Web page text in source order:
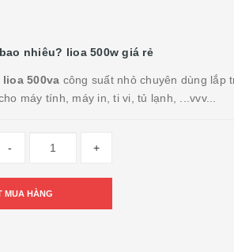
nhiêu? lioa 500w giá rẻ
500va công suất nhỏ chuyên dùng lắp
máy tính, máy in, ti vi, tủ lạnh, ...vvv...
- +
MUA HÀNG